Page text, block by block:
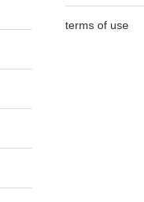
terms of use